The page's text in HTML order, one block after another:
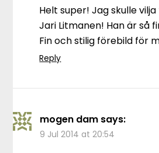
Helt super! Jag skulle
Jari Litmanen! Han är så
Fin och stilig förebild för
Reply
mogen dam says:
9 Jul 2014 at 20:54